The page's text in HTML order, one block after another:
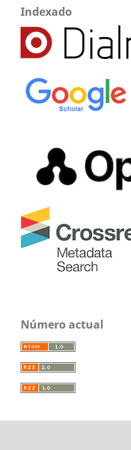
Indexado
Número actual